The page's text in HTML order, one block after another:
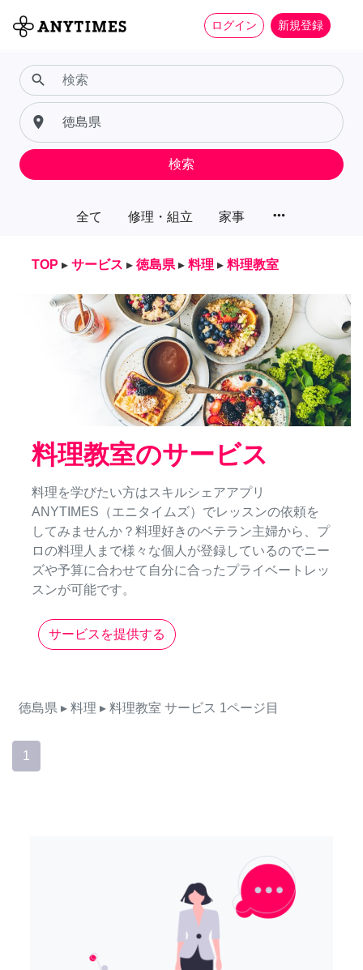
ログイン 新規登録
全て 修理・組立 家事 more_horiz
search
place
検索
TOP ▸ サービス ▸ 徳島県 ▸ 料理 ▸ 料理教室
料理教室のサービス
料理を学びたい方はスキルシェアアプリ
ANYTIMES（エニタイムズ）でレッスンの依頼を
してみませんか？料理好きのベテラン主婦から、プ
ロの料理人まで様々な個人が登録しているのでニー
ズや予算に合わせて自分に合ったプライベートレッ
スンが可能です。
サービスを提供する
徳島県 ▸ 料理 ▸ 料理教室 サービス 1ページ目
1